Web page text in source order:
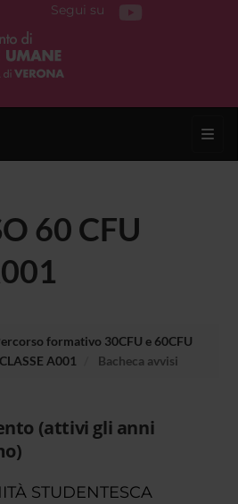
Segui su
60 CFU
formativo 30CFU e 60CFU
A001
Bacheca avvisi
(attivi gli anni
STUDENTESCA